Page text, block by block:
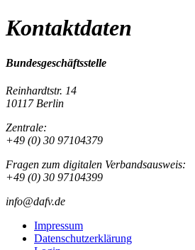
Kontaktdaten
Bundesgeschäftsstelle
Reinhardtstr. 14
10117 Berlin
Zentrale:
+49 (0) 30 97104379
Fragen zum digitalen Verbandsausweis:
+49 (0) 30 97104399
info@dafv.de
Impressum
Datenschutzerklärung